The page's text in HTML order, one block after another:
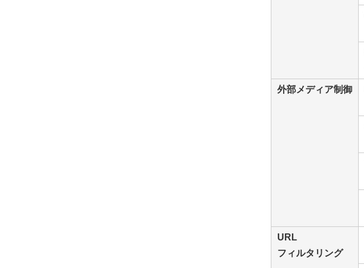
外部メディア制御
URL
フィルタリング